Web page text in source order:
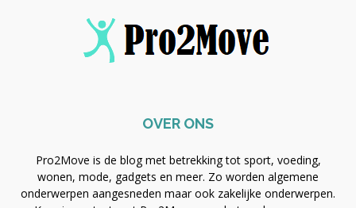
OVER ONS
Pro2Move is de blog met betrekking tot sport, voeding,
wonen, mode, gadgets en meer. Zo worden algemene
onderwerpen aangesneden maar ook zakelijke onderwerpen.